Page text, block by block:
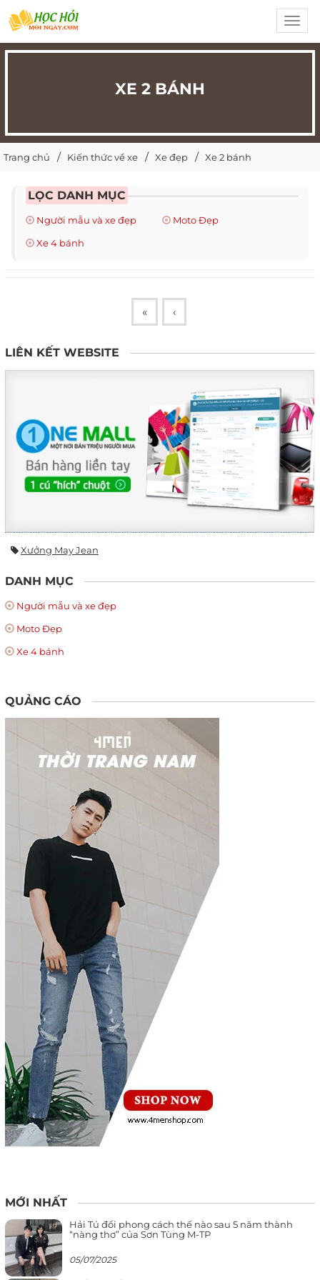
XE 2 BÁNH
Trang chủ Kiến thức về xe Xe đẹp Xe 2 bánh
LỌC DANH MỤC
Người mẫu và xe đẹp
Moto Đẹp
Xe 4 bánh
« ‹
LIÊN KẾT WEBSITE
Xưởng May Jean
DANH MỤC
Người mẫu và xe đẹp
Moto Đẹp
Xe 4 bánh
QUẢNG CÁO
MỚI NHẤT
Hải Tú đổi phong cách thế nào sau 5 năm thành
“nàng thơ” của Sơn Tùng M-TP
05/07/2025